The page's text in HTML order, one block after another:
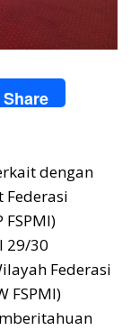
Share
dengan
Federasi
29/30
Federasi
FSPMI)